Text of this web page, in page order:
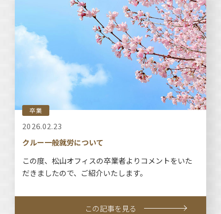
卒業
2026.02.23
クルー一般就労について
この度、松山オフィスの卒業者よりコメントをいた
だきましたので、ご紹介いたします。
この記事を見る